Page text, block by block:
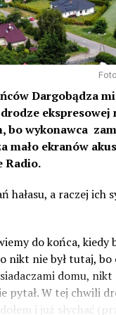
Dargobądza
ekspresowej
bo wykonawca
mało ekranów
Radio.
hałasu, a raczej ich
do końca, kiedy
nikt nie był tutaj,
domu,
pytał. W tej chwili
i już słychać